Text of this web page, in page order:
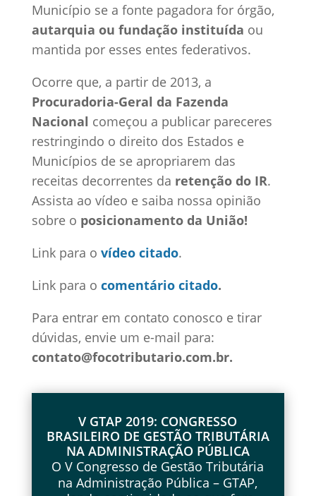
Município se a fonte pagadora for órgão,
autarquia ou fundação instituída ou
mantida por esses entes federativos.
Ocorre que, a partir de 2013, a
Procuradoria-Geral da Fazenda
Nacional começou a publicar pareceres
restringindo o direito dos Estados e
Municípios de se apropriarem das
receitas decorrentes da retenção do IR.
Assista ao vídeo e saiba nossa opinião
sobre o posicionamento da União!
Link para o vídeo citado.
Link para o comentário citado.
Para entrar em contato conosco e tirar
dúvidas, envie um e-mail para:
contato@focotributario.com.br.
V GTAP 2019: CONGRESSO
BRASILEIRO DE GESTÃO TRIBUTÁRIA
NA ADMINISTRAÇÃO PÚBLICA
O V Congresso de Gestão Tributária
na Administração Pública – GTAP,